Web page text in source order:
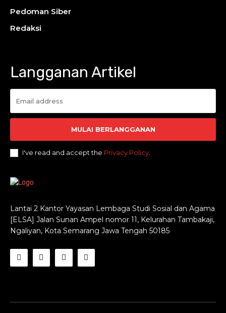
Lantai 2 Kantor Yayasan Lembaga Studi Sosial dan Agama
[ELSA] Jalan Sunan Ampel nomor 11, Kelurahan Tambakaji,
Ngaliyan, Kota Semarang Jawa Tengah 50185
Langganan Artikel
MULAI BERLANGGANAN
I've read and accept the Privacy Policy
Pedoman Siber
Redaksi